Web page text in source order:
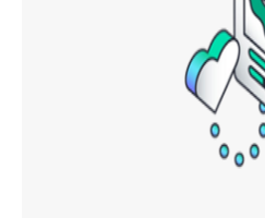
les différents produits installés
comprenant comment ces
nouveaux outils en libre-service
d’effectuer certaines activités
support, tout en fournissant un
connaissances dûment